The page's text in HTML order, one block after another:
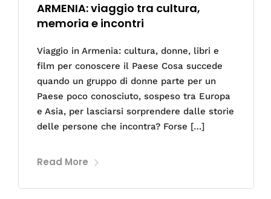
ARMENIA: viaggio tra cultura,
memoria e incontri
Viaggio in Armenia: cultura, donne, libri e
film per conoscere il Paese Cosa succede
quando un gruppo di donne parte per un
Paese poco conosciuto, sospeso tra Europa
e Asia, per lasciarsi sorprendere dalle storie
delle persone che incontra? Forse […]
Read More